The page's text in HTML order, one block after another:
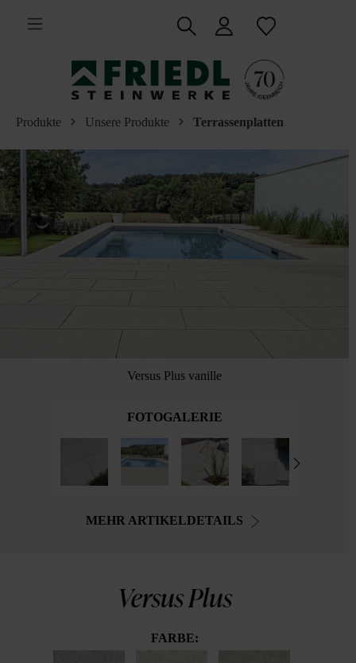
springen
Produkte Unsere Produkte Terrassenplatten
Versus Plus vanille
FOTOGALERIE
MEHR ARTIKELDETAILS
Versus Plus
FARBE: